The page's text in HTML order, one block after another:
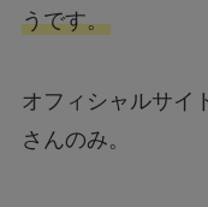
うです。
オフィシャルサイ
さんのみ。